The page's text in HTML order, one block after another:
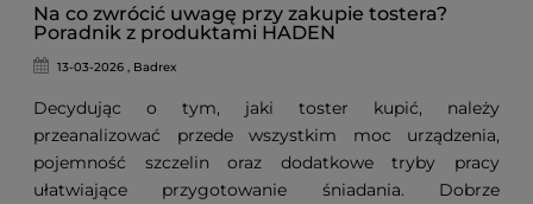
Na co zwrócić uwagę przy zakupie tostera?
Poradnik z produktami HADEN
13-03-2026 , Badrex
Decydując o tym, jaki toster kupić, należy
przeanalizować przede wszystkim moc urządzenia,
pojemność szczelin oraz dodatkowe tryby pracy
ułatwiające przygotowanie śniadania. Dobrze